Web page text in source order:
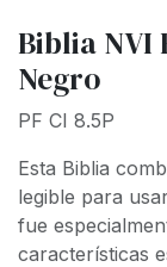
Biblia NVI
Negro
PF CI 8.5P
Esta Biblia
legible para
fue
características